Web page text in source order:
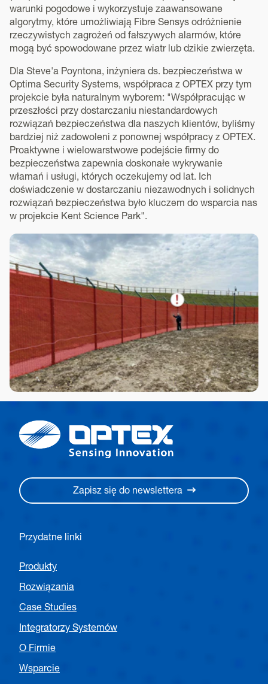
warunki pogodowe i wykorzystuje zaawansowane
algorytmy, które umożliwiają Fibre Sensys odróżnienie
rzeczywistych zagrożeń od fałszywych alarmów, które
mogą być spowodowane przez wiatr lub dzikie zwierzęta.
Dla Steve'a Poyntona, inżyniera ds. bezpieczeństwa w
Optima Security Systems, współpraca z OPTEX przy tym
projekcie była naturalnym wyborem: "Współpracując w
przeszłości przy dostarczaniu niestandardowych
rozwiązań bezpieczeństwa dla naszych klientów, byliśmy
bardziej niż zadowoleni z ponownej współpracy z OPTEX.
Proaktywne i wielowarstwowe podejście firmy do
bezpieczeństwa zapewnia doskonałe wykrywanie
włamań i usługi, których oczekujemy od lat. Ich
doświadczenie w dostarczaniu niezawodnych i solidnych
rozwiązań bezpieczeństwa było kluczem do wsparcia nas
w projekcie Kent Science Park".
Zapisz się do newslettera
Przydatne linki
Produkty
Rozwiązania
Case Studies
Integratorzy Systemów
O Firmie
Wsparcie